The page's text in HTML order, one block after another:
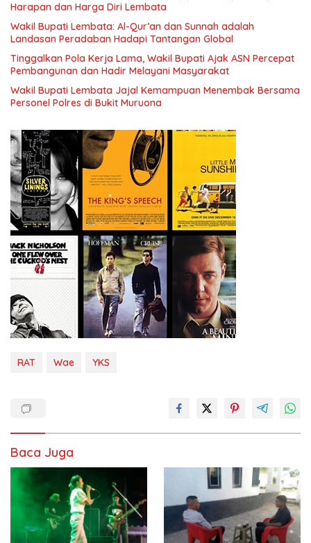
Harapan dan Harga Diri Lembata
Wakil Bupati Lembata: Al-Qur’an dan Sunnah adalah
Landasan Peradaban Hadapi Tantangan Global
Tinggalkan Pola Kerja Lama, Wakil Bupati Ajak ASN Percepat
Pembangunan dan Hadir Melayani Masyarakat
Wakil Bupati Lembata Jajal Kemampuan Menembak Bersama
Personel Polres di Bukit Muruona
RAT Wae YKS
Baca Juga